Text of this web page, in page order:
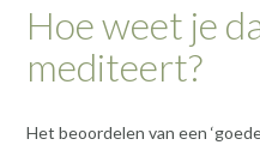
Hoe weet je
mediteert?
Het beoordelen van een